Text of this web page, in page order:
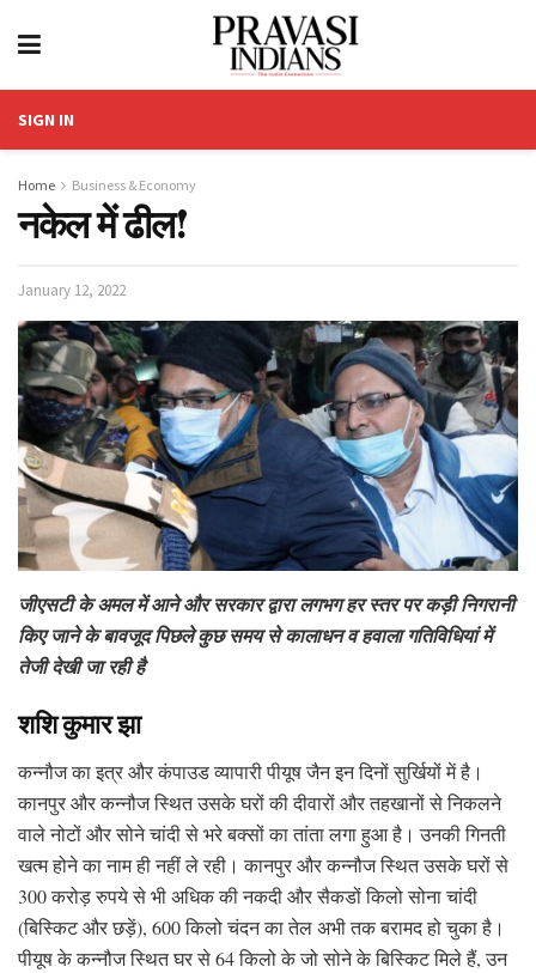
SIGN IN
Home Business & Economy
नकेल में ढील!
January 12, 2022
जीएसटी के अमल में आने और सरकार द्वारा लगभग हर स्तर पर कड़ी निगरानी
किए जाने के बावजूद पिछले कुछ समय से कालाधन व हवाला गतिविधियां में
तेजी देखी जा रही है
शशि कुमार झा
कन्नौज का इत्र और कंपाउड व्यापारी पीयूष जैन इन दिनों सुर्खियों में है।
कानपुर और कन्नौज स्थित उसके घरों की दीवारों और तहखानों से निकलने
वाले नोटों और सोने चांदी से भरे बक्सों का तांता लगा हुआ है। उनकी गिनती
खत्म होने का नाम ही नहीं ले रही। कानपुर और कन्नौज स्थित उसके घरों से
300 करोड़ रुपये से भी अधिक की नकदी और सैकडों किलो सोना चांदी
(बिस्किट और छड़ें), 600 किलो चंदन का तेल अभी तक बरामद हो चुका है।
पीयूष के कन्नौज स्थित घर से 64 किलो के जो सोने के बिस्किट मिले हैं, उन